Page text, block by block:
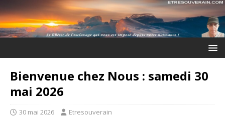
Bienvenue chez Nous : samedi 30
mai 2026
30 mai 2026 Etresouverain